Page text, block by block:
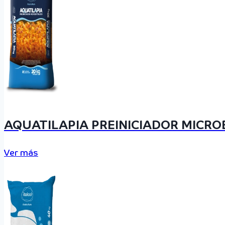
AQUATILAPIA PREINICIADOR
Ver más